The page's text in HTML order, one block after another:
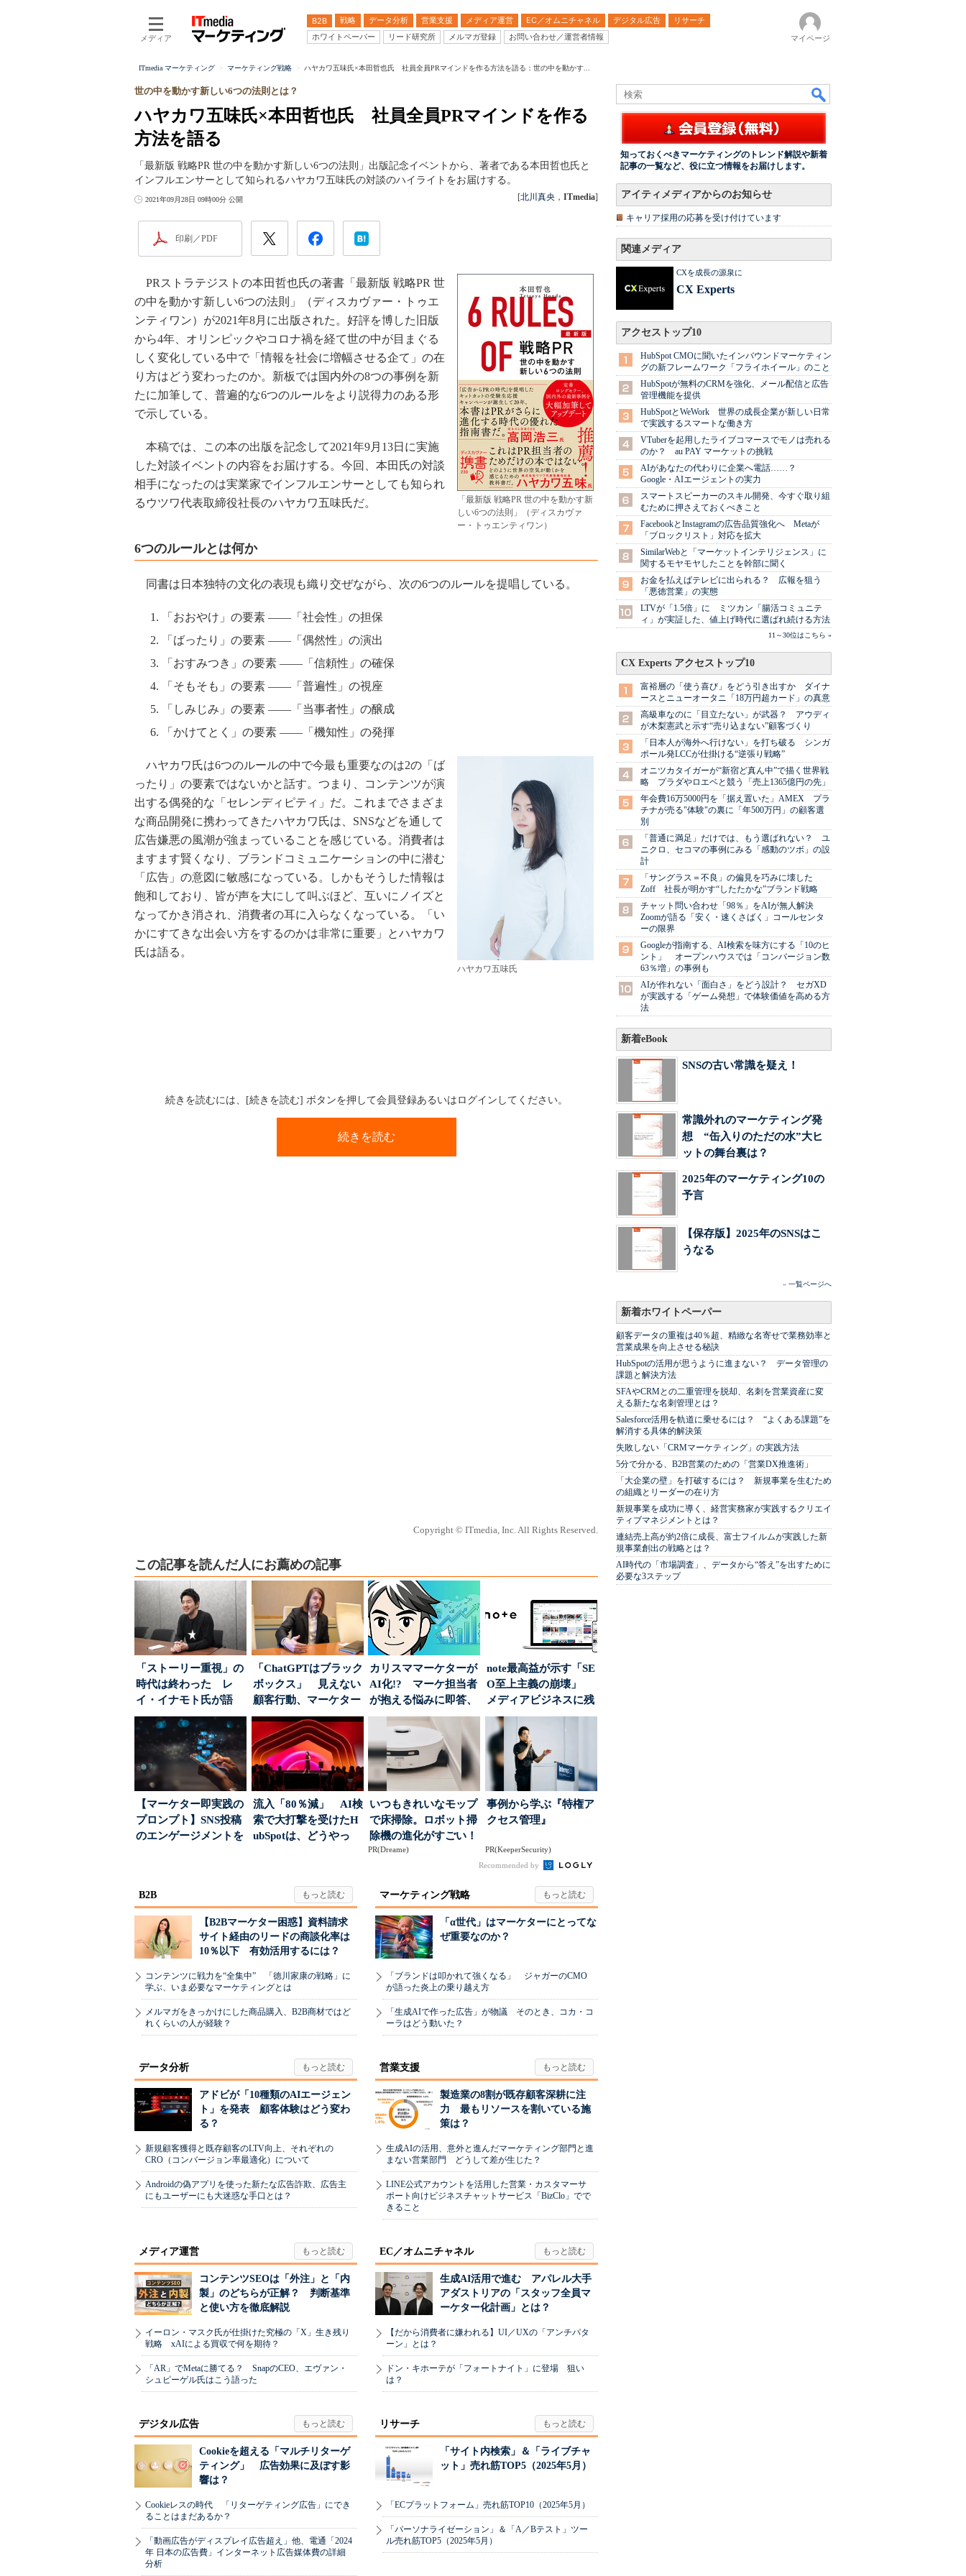
メディア
B2B 戦略 データ分析 営業支援 メディア運営 EC／オムニチャネル デジタル広告
リサーチ
ホワイトペーパー
リード研究所 メルマガ登録 お問い合わせ／運営者情報 マイページ
ITmedia マーケティング マーケティング戦略 ハヤカワ五味氏×本田哲也氏 社員全員PRマインドを作る方法を語る：世の中を動かす...
ハヤカワ五味氏×本田哲也氏 社員全員PRマインドを作る
方法を語る
世の中を動かす新しい6つの法則とは？
「最新版 戦略PR 世の中を動かす新しい6つの法則」出版記念イベントから、著者である本田哲也氏と
インフルエンサーとして知られるハヤカワ五味氏の対談のハイライトをお届けする。
2021年09月28日 09時00分 公開 [北川真央 ， ITmedia]
印刷／PDF
「最新版 戦略PR 世の中を動かす新
しい6つの法則」（ディスカヴァ
ー・トゥエンティワン）
PRストラテジストの本田哲也氏の著書「最新版 戦略PR 世
の中を動かす新しい6つの法則」（ディスカヴァー・トゥエ
ンティワン）が2021年8月に出版された。好評を博した旧版
から4年、オリンピックやコロナ禍を経て世の中が目まぐる
しく変化している中で「情報を社会に増幅させる企て」の在
り方はどう変わったのか。新板では国内外の8つの事例を新
たに加筆して、普遍的な6つのルールをより説得力のある形
で示している。
本稿では、この本の出版を記念して2021年9月13日に実施
した対談イベントの内容をお届けする。今回、本田氏の対談
相手になったのは実業家でインフルエンサーとしても知られ
るウツワ代表取締役社長のハヤカワ五味氏だ。
6つのルールとは何か
同書は日本独特の文化の表現も織り交ぜながら、次の6つのルールを提唱している。
「おおやけ」の要素 ――「社会性」の担保
「ばったり」の要素 ――「偶然性」の演出
「おすみつき」の要素 ――「信頼性」の確保
「そもそも」の要素 ――「普遍性」の視座
「しみじみ」の要素 ――「当事者性」の醸成
「かけてとく」の要素 ――「機知性」の発揮
ハヤカワ五味氏
ハヤカワ氏は6つのルールの中で今最も重要なのは2の「ば
ったり」の要素ではないかと話す。つまり、コンテンツが演
出する偶発的な「セレンディピティ」だ。これまでさまざま
な商品開発に携わってきたハヤカワ氏は、SNSなどを通して
広告嫌悪の風潮が強まっていることを感じている。消費者は
ますます賢くなり、ブランドコミュニケーションの中に潜む
「広告」の意図に敏感になっている。しかもそうした情報は
飽和しており、皆が声を大にして叫ぶほど、互いにノイズと
なってかき消され、消費者の耳に入らなくなっている。「い
かにすてきな出会い方をするのかは非常に重要」とハヤカワ
氏は語る。
続きを読むには、[続きを読む] ボタンを押して会員登録あるいはログインしてください。
続きを読む
Copyright © ITmedia, Inc. All Rights Reserved.
この記事を読んだ人にお薦めの記事
「ストーリー重視」の
時代は終わった レ
イ・イナモト氏が語
る、信頼を軸にしたブ
ラン...
「ChatGPTはブラック
ボックス」 見えない
顧客行動、マーケター
に残された打ち...
カリスママーケターが
AI化!? マーケ担当者
が抱える悩みに即答、
実力は？
note最高益が示す「SE
O至上主義の崩壊」
メディアビジネスに残
された“勝ち筋...
【マーケター即実践の
プロンプト】SNS投稿
のエンゲージメントを
流入「80％減」 AI検
索で大打撃を受けたH
ubSpotは、どうやっ
いつもきれいなモップ
で床掃除。ロボット掃
除機の進化がすごい！
PR(Dreame)
事例から学ぶ『特権ア
クセス管理』
PR(KeeperSecurity)
Recommended by
B2B
【B2Bマーケター困惑】資料請求
サイト経由のリードの商談化率は
10％以下 有効活用するには？
コンテンツに戦力を“全集中” 「徳川家康の戦略」に
学ぶ、いま必要なマーケティングとは
メルマガをきっかけにした商品購入、B2B商材ではど
れくらいの人が経験？
マーケティング戦略
「α世代」はマーケターにとってな
ぜ重要なのか？
「ブランドは叩かれて強くなる」 ジャガーのCMO
が語った炎上の乗り越え方
「生成AIで作った広告」が物議 そのとき、コカ・コ
ーラはどう動いた？
データ分析
アドビが「10種類のAIエージェン
ト」を発表 顧客体験はどう変わ
る？
新規顧客獲得と既存顧客のLTV向上、それぞれの
CRO（コンバージョン率最適化）について
Androidの偽アプリを使った新たな広告詐欺、広告主
にもユーザーにも大迷惑な手口とは？
営業支援
製造業の8割が既存顧客深耕に注
力 最もリソースを割いている施
策は？
生成AIの活用、意外と進んだマーケティング部門と進
まない営業部門 どうして差が生じた？
LINE公式アカウントを活用した営業・カスタマーサ
ポート向けビジネスチャットサービス「BizClo」でで
きること
メディア運営
コンテンツSEOは「外注」と「内
製」のどちらが正解？ 判断基準
と使い方を徹底解説
イーロン・マスク氏が仕掛けた究極の「X」生き残り
戦略 xAIによる買収で何を期待？
「AR」でMetaに勝てる？ SnapのCEO、エヴァン・
シュピーゲル氏はこう語った
EC／オムニチャネル
生成AI活用で進む アパレル大手
アダストリアの「スタッフ全員マ
ーケター化計画」とは？
【だから消費者に嫌われる】UI／UXの「アンチパタ
ーン」とは？
ドン・キホーテが「フォートナイト」に登場 狙い
は？
デジタル広告
Cookieを超える「マルチリターゲ
ティング」 広告効果に及ぼす影
響は？
Cookieレスの時代 「リターゲティング広告」にでき
ることはまだあるか？
「動画広告がディスプレイ広告超え」他、電通「2024
年 日本の広告費」インターネット広告媒体費の詳細
分析
リサーチ
「サイト内検索」＆「ライブチャ
ット」売れ筋TOP5（2025年5月）
「ECプラットフォーム」売れ筋TOP10（2025年5月）
「パーソナライゼーション」＆「A／Bテスト」ツー
ル売れ筋TOP5（2025年5月）
知っておくべきマーケティングのトレンド解説や新着
記事の一覧など、役に立つ情報をお届けします。
アイティメディアからのお知らせ
キャリア採用の応募を受け付けています
関連メディア
CXを成長の源泉に
CX Experts
アクセストップ10
HubSpot CMOに聞いたインバウンドマーケティン
グの新フレームワーク「フライホイール」のこと
HubSpotが無料のCRMを強化、メール配信と広告
管理機能を提供
HubSpotとWeWork 世界の成長企業が新しい日常
で実践するスマートな働き方
VTuberを起用したライブコマースでモノは売れる
のか？ au PAY マーケットの挑戦
AIがあなたの代わりに企業へ電話……？
Google・AIエージェントの実力
スマートスピーカーのスキル開発、今すぐ取り組
むために押さえておくべきこと
FacebookとInstagramの広告品質強化へ Metaが
「ブロックリスト」対応を拡大
SimilarWebと「マーケットインテリジェンス」に
関するモヤモヤしたことを幹部に聞く
お金を払えばテレビに出られる？ 広報を狙う
「悪徳営業」の実態
LTVが「1.5倍」に ミツカン「腸活コミュニテ
ィ」が実証した、値上げ時代に選ばれ続ける方法
11～30位はこちら »
CX Experts アクセストップ10
富裕層の「使う喜び」をどう引き出すか ダイナ
ースとニューオータニ「18万円超カード」の真意
高級車なのに「目立たない」が武器？ アウディ
が木梨憲武と示す“売り込まない”顧客づくり
「日本人が海外へ行けない」を打ち破る シンガ
ポール発LCCが仕掛ける“逆張り戦略”
オニツカタイガーが“新宿ど真ん中”で描く世界戦
略 プラダやロエベと競う「売上1365億円の先」
年会費16万5000円を「据え置いた」AMEX プラ
チナが売る"体験"の裏に「年500万円」の顧客選
別
「普通に満足」だけでは、もう選ばれない？ ユ
ニクロ、セコマの事例にみる「感動のツボ」の設
計
「サングラス＝不良」の偏見を巧みに壊した
Zoff 社長が明かす“したたかな”ブランド戦略
チャット問い合わせ「98％」をAIが無人解決
Zoomが語る「安く・速くさばく」コールセンタ
ーの限界
Googleが指南する、AI検索を味方にする「10のヒ
ント」 オープンハウスでは「コンバージョン数
63％増」の事例も
AIが作れない「面白さ」をどう設計？ セガXD
が実践する「ゲーム発想」で体験価値を高める方
法
新着eBook
SNSの古い常識を疑え！
常識外れのマーケティング発
想 “缶入りのただの水”大ヒ
ットの舞台裏は？
2025年のマーケティング10の
予言
【保存版】2025年のSNSはこ
うなる
» 一覧ページへ
新着ホワイトペーパー
顧客データの重複は40％超、精緻な名寄せで業務効率と
営業成果を向上させる秘訣
HubSpotの活用が思うように進まない？ データ管理の
課題と解決方法
SFAやCRMとの二重管理を脱却、名刺を営業資産に変
える新たな名刺管理とは？
Salesforce活用を軌道に乗せるには？ “よくある課題”を
解消する具体的解決策
失敗しない「CRMマーケティング」の実践方法
5分で分かる、B2B営業のための「営業DX推進術」
「大企業の壁」を打破するには？ 新規事業を生むため
の組織とリーダーの在り方
新規事業を成功に導く、経営実務家が実践するクリエイ
ティブマネジメントとは？
連結売上高が約2倍に成長、富士フイルムが実践した新
規事業創出の戦略とは？
AI時代の「市場調査」、データから“答え”を出すために
必要な3ステップ